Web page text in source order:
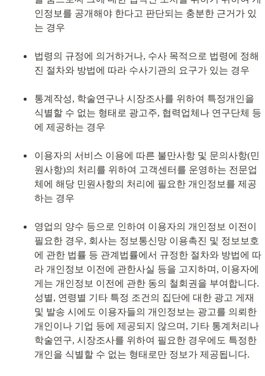
인정보를 공개해야 한다고 판단되는 충분한 근거가 있
는 경우
법령의 규정에 의거하거나, 수사 목적으로 법령에 정해
진 절차와 방법에 따라 수사기관의 요구가 있는 경우
통계작성, 학술연구나 시장조사를 위하여 특정개인을
식별할 수 없는 형태로 광고주, 협력업체나 연구단체 등
에 제공하는 경우
이용자의 서비스 이용에 따른 불만사항 및 문의사항(민
원사항)의 처리를 위하여 고객센터를 운영하는 전문업
체에 해당 민원사항의 처리에 필요한 개인정보를 제공
하는 경우
영업의 양수 등으로 인하여 이용자의 개인정보 이전이
필요한 경우, 회사는 정보통신망 이용촉진 및 정보보호
에 관한 법률 등 관계법률에서 규정한 절차와 방법에 따
라 개인정보 이전에 관한사실 등을 고지하며, 이용자에
게는 개인정보 이전에 관한 동의 철회권을 부여합니다.
성별, 연령별 기타 특정 조건의 집단에 대한 광고 게재
및 발송 시에도 이용자들의 개인정보는 광고를 의뢰한
개인이나 기업 등에 제공되지 않으며, 기타 통계처리나
학술연구, 시장조사를 위하여 필요한 경우에도 특정한
개인을 식별할 수 없는 형태로만 정보가 제공됩니다.